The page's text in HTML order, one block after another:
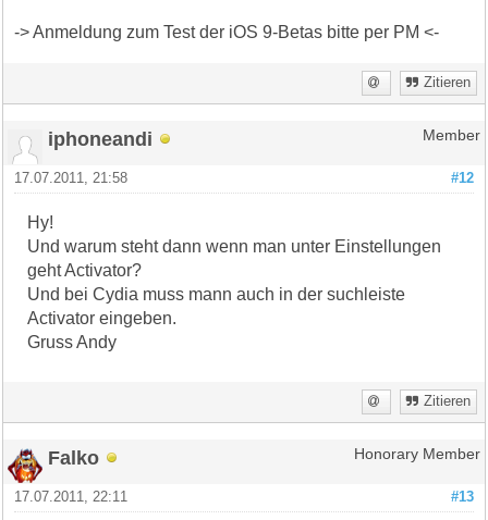
-> Anmeldung zum Test der iOS 9-Betas bitte per PM <-
Zitieren
iphoneandi Member
#12
17.07.2011, 21:58
Hy!
Und warum steht dann wenn man unter Einstellungen
geht Activator?
Und bei Cydia muss mann auch in der suchleiste
Activator eingeben.
Gruss Andy
Zitieren
Falko Honorary Member
#13
17.07.2011, 22:11